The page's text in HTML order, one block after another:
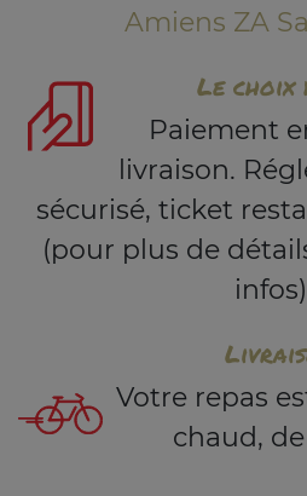
Amiens ZA
Le choix
Paiement
livraison.
sécurisé, ticket
(pour plus de
infos)
Votre repas
chaud,